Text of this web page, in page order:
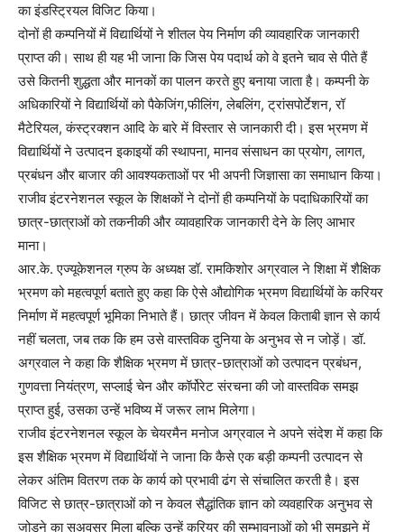
का इंडस्ट्रियल विजिट किया।
दोनों ही कम्पनियों में विद्यार्थियों ने शीतल पेय निर्माण की व्यावहारिक जानकारी
प्राप्त की। साथ ही यह भी जाना कि जिस पेय पदार्थ को वे इतने चाव से पीते हैं
उसे कितनी शुद्धता और मानकों का पालन करते हुए बनाया जाता है। कम्पनी के
अधिकारियों ने विद्यार्थियों को पैकेजिंग,फीलिंग, लेबलिंग, ट्रांसपोर्टेशन, रॉ
मैटेरियल, कंस्ट्रक्शन आदि के बारे में विस्तार से जानकारी दी। इस भ्रमण में
विद्यार्थियों ने उत्पादन इकाइयों की स्थापना, मानव संसाधन का प्रयोग, लागत,
प्रबंधन और बाजार की आवश्यकताओं पर भी अपनी जिज्ञासा का समाधान किया।
राजीव इंटरनेशनल स्कूल के शिक्षकों ने दोनों ही कम्पनियों के पदाधिकारियों का
छात्र-छात्राओं को तकनीकी और व्यावहारिक जानकारी देने के लिए आभार
माना।
आर.के. एज्यूकेशनल ग्रुप के अध्यक्ष डॉ. रामकिशोर अग्रवाल ने शिक्षा में शैक्षिक
भ्रमण को महत्वपूर्ण बताते हुए कहा कि ऐसे औद्योगिक भ्रमण विद्यार्थियों के करियर
निर्माण में महत्वपूर्ण भूमिका निभाते हैं। छात्र जीवन में केवल किताबी ज्ञान से कार्य
नहीं चलता, जब तक कि हम उसे वास्तविक दुनिया के अनुभव से न जोड़ें। डॉ.
अग्रवाल ने कहा कि शैक्षिक भ्रमण में छात्र-छात्राओं को उत्पादन प्रबंधन,
गुणवत्ता नियंत्रण, सप्लाई चेन और कॉर्पोरेट संरचना की जो वास्तविक समझ
प्राप्त हुई, उसका उन्हें भविष्य में जरूर लाभ मिलेगा।
राजीव इंटरनेशनल स्कूल के चेयरमैन मनोज अग्रवाल ने अपने संदेश में कहा कि
इस शैक्षिक भ्रमण में विद्यार्थियों ने जाना कि कैसे एक बड़ी कम्पनी उत्पादन से
लेकर अंतिम वितरण तक के कार्य को प्रभावी ढंग से संचालित करती है। इस
विजिट से छात्र-छात्राओं को न केवल सैद्धांतिक ज्ञान को व्यवहारिक अनुभव से
जोड़ने का सुअवसर मिला बल्कि उन्हें करियर की सम्भावनाओं को भी समझने में